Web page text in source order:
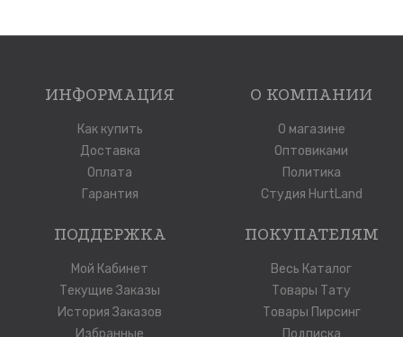
ИНФОРМАЦИЯ
Как купить
Доставка
Оплата
Гарантия
О КОМПАНИИ
О магазине
Оптовиками
Политика
Студия HurtLand
ПОДДЕРЖКА
Мой Кабинет
Текущие Заказы
История Заказов
Избранные
ПОКУПАТЕЛЯМ
Весь Каталог
Товары Тату
Товары Пирсинг
Подписка